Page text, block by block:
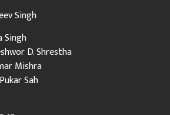
Singh
Singh
D. Shrestha
Mishra
Sah